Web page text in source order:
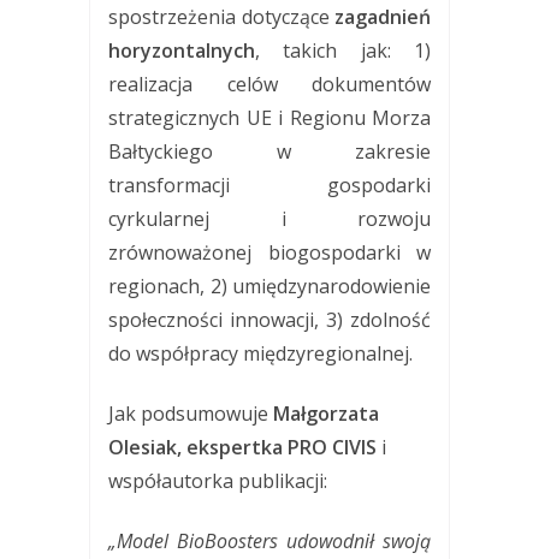
spostrzeżenia dotyczące zagadnień
horyzontalnych, takich jak: 1)
realizacja celów dokumentów
strategicznych UE i Regionu Morza
Bałtyckiego w zakresie
transformacji gospodarki
cyrkularnej i rozwoju
zrównoważonej biogospodarki w
regionach, 2) umiędzynarodowienie
społeczności innowacji, 3) zdolność
do współpracy międzyregionalnej.
Jak podsumowuje Małgorzata
Olesiak, ekspertka PRO CIVIS i
współautorka publikacji:
„Model BioBoosters udowodnił swoją